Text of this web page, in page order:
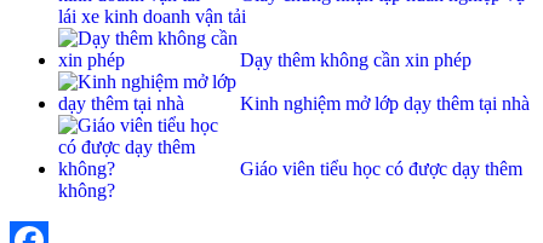
lái xe kinh doanh vận tải
Dạy thêm không cần xin phép
Kinh nghiệm mở lớp dạy thêm tại nhà
Giáo viên tiểu học có được dạy thêm
không?